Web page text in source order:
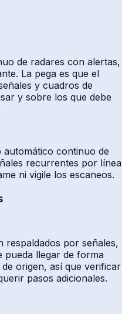
de radares con alertas,
La pega es que el
y cuadros de
y sobre los que debe
continuo de
recurrentes por línea
ni vigile los escaneos.
respaldados por señales,
pueda llegar de forma
origen, así que verificar
pasos adicionales.